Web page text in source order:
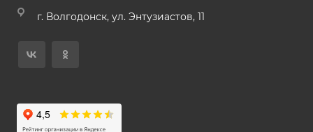
г. Волгодонск, ул. Энтузиастов, 11